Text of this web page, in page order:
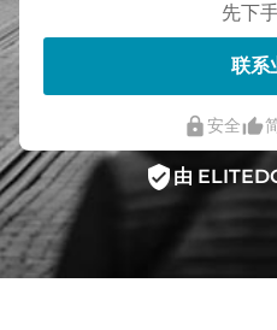
先下
联系
lock安全thumb_up_alt
verified_user由